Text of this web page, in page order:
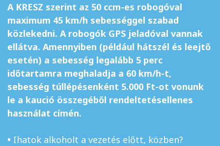
A KRESZ szerint az 50 ccm-es robogóval
maximum 45 km/h sebességgel szabad
közlekedni. A robogók GPS jeladóval vannak
ellátva. Amennyiben (például hátszél és leejtő
esetén) a sebesség legalább 5 perc
időtartamra meghaladja a 60 km/h-t,
sebesség túllépésenként 5.000 Ft-ot vonunk
le a kaució összegéből rendeltetésellenes
használat címén.
• Ihatok alkoholt a vezetés előtt, közben?